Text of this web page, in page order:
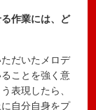
作業には、ど
だいたメロデ
ことを強く意
表現したら、
自分自身をプ